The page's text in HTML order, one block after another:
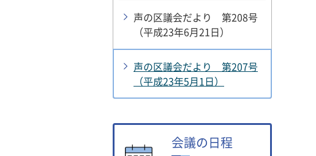
声の区議会だより 第208号
（平成23年6月21日）
声の区議会だより 第207号
（平成23年5月1日）
会議の日程